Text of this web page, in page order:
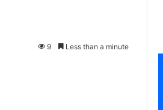
9 Less than a minute